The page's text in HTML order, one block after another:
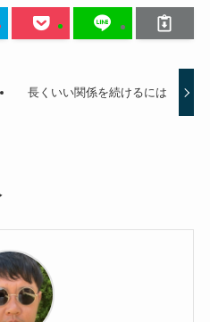
長くいい関係を続けるには